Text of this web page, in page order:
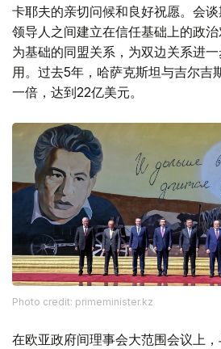
卡耶夫的亲切问候和良好祝愿。会
领导人之间建立在信任基础上的政
为基础的同盟关系，为双边关系进
用。过去5年，哈萨克斯坦与吉尔吉
一倍，达到22亿美元。
Photo credit: primeminister.kz
在欧亚政府间理事会大范围会议上